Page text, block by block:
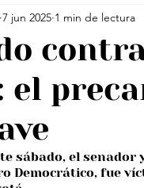
el
7 jun 2025 1 min de lectura
sábado, el
Democrático, fue